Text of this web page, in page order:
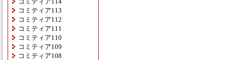
コミティア113
コミティア112
コミティア111
コミティア110
コミティア109
コミティア108